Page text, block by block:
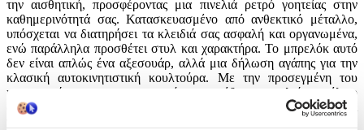
την αισθητική, προσφέροντας μια πινελιά ρετρό γοητείας στην
καθημερινότητά σας. Κατασκευασμένο από ανθεκτικό μέταλλο,
υπόσχεται να διατηρήσει τα κλειδιά σας ασφαλή και οργανωμένα,
ενώ παράλληλα προσθέτει στυλ και χαρακτήρα. Το μπρελόκ αυτό
δεν είναι απλώς ένα αξεσουάρ, αλλά μια δήλωση αγάπης για την
κλασική αυτοκινητιστική κουλτούρα. Με την προσεγμένη του
κατασκευή και το εντυπωσιακό του σχέδιο, αποτελεί το τέλειο
δώρο για εσάς ή τους αγαπημένους σας που εκτιμούν την τέχνη και
την ιστορία των αυτοκινήτων. Απολαύστε την αίσθηση του